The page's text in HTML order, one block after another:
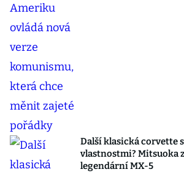
Další klasická corvette
vlastnostmi? Mitsuoka
legendární MX-5